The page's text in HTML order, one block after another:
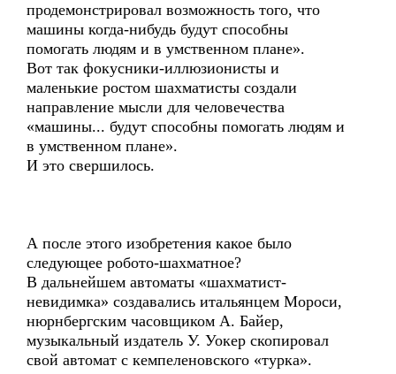
продемонстрировал возможность того, что
машины когда-нибудь будут способны
помогать людям и в умственном плане».
Вот так фокусники-иллюзионисты и
маленькие ростом шахматисты создали
направление мысли для человечества
«машины... будут способны помогать людям и
в умственном плане».
И это свершилось.
А после этого изобретения какое было
следующее робото-шахматное?
В дальнейшем автоматы «шахматист-
невидимка» создавались итальянцем Мороси,
нюрнбергским часовщиком А. Байер,
музыкальный издатель У. Уокер скопировал
свой автомат с кемпеленовского «турка».